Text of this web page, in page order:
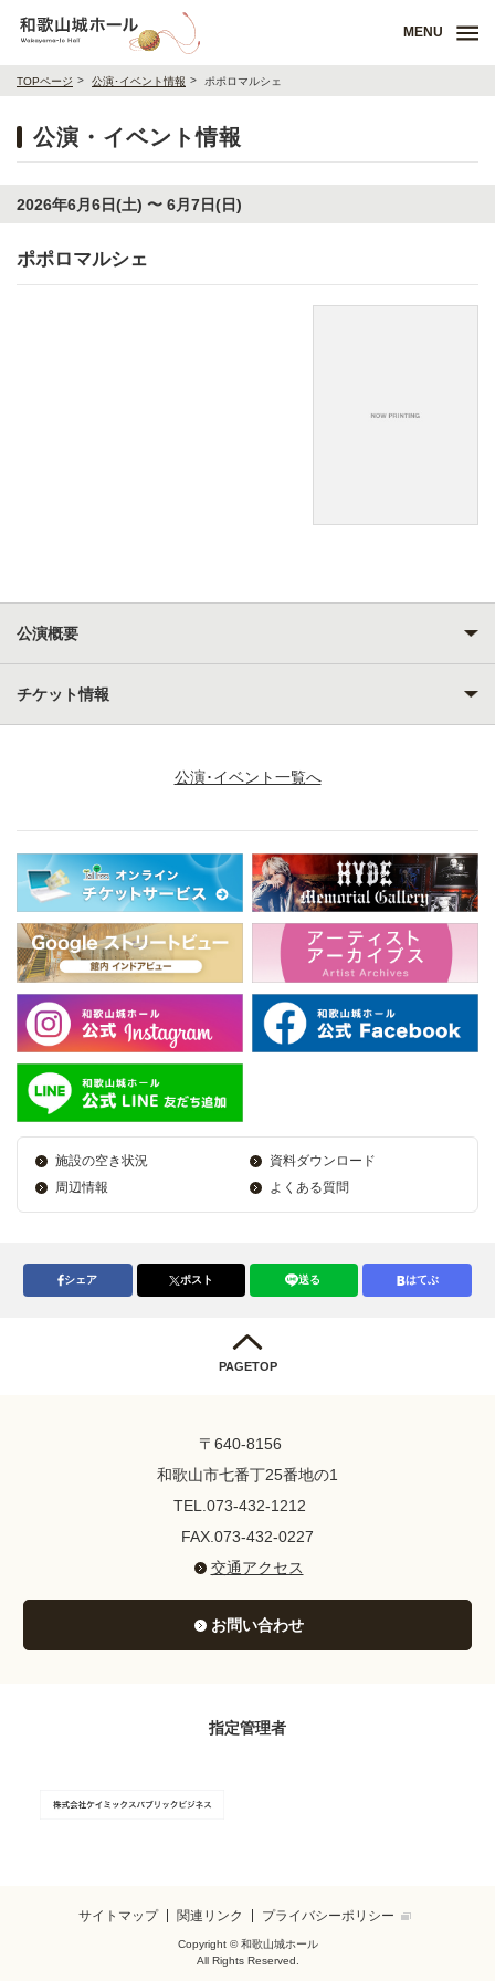
MENU
TOPページ 公演･イベント情報 ポポロマルシェ
公演・イベント情報
2026年6月6日(土) 〜 6月7日(日)
ポポロマルシェ
公演概要
チケット情報
公演･イベント一覧へ
施設の空き状況
資料ダウンロード
周辺情報
よくある質問
シェア ポスト 送る はてぶ
PAGETOP
〒640-8156
和歌山市七番丁25番地の1
TEL.073-432-1212
FAX.073-432-0227
交通アクセス
お問い合わせ
指定管理者
サイトマップ 関連リンク プライバシーポリシー
Copyright © 和歌山城ホール
All Rights Reserved.